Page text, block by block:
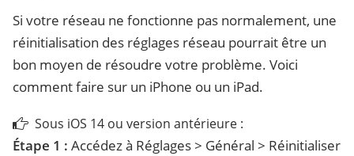
Si votre réseau ne fonctionne pas normalement, une
réinitialisation des réglages réseau pourrait être un
bon moyen de résoudre votre problème. Voici
comment faire sur un iPhone ou un iPad.
Sous iOS 14 ou version antérieure :
Étape 1 : Accédez à Réglages > Général > Réinitialiser